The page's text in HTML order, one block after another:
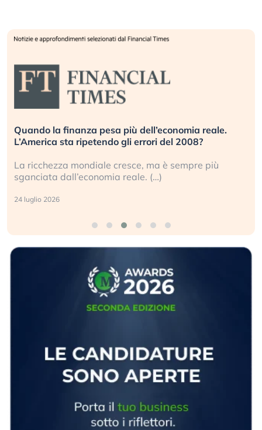
Quando la finanza pesa più dell’economia reale.
L’America sta ripetendo gli errori del 2008?
La ricchezza mondiale cresce, ma è sempre più
sganciata dall’economia reale. (…)
24 luglio 2026